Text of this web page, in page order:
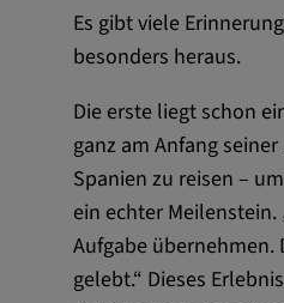
Es gibt viele
besonders heraus.
Die erste liegt schon
ganz am Anfang
Spanien zu reisen –
ein echter
Aufgabe übernehmen.
gelebt.“ Dieses
Anbieter:
Zweck: